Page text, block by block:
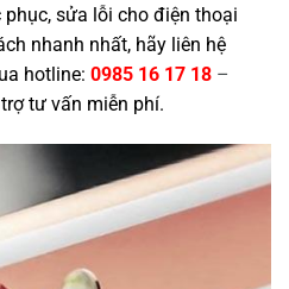
sửa lỗi cho điện thoại
nhanh nhất, hãy liên hệ
hotline: 0985 16 17 18 –
tư vấn miễn phí.